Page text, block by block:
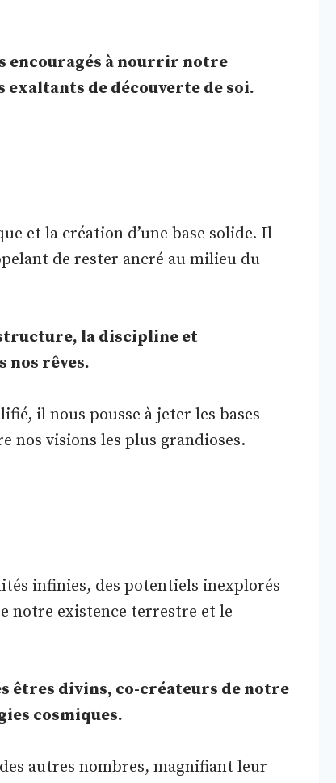
encouragés à nourrir notre
exaltants de découverte de soi.
et la création d’une base solide. Il
de rester ancré au milieu du
la discipline et
nos rêves.
il nous pousse à jeter les bases
nos visions les plus grandioses.
infinies, des potentiels inexplorés
notre existence terrestre et le
êtres divins, co-créateurs de notre
cosmiques.
autres nombres, magnifiant leur